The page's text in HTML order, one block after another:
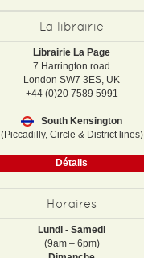
La librairie
Librairie La Page
7 Harrington road
London SW7 3ES, UK
+44 (0)20 7589 5991
South Kensington
(Piccadilly, Circle & District lines)
Détails
Horaires
Lundi - Samedi
(9am – 6pm)